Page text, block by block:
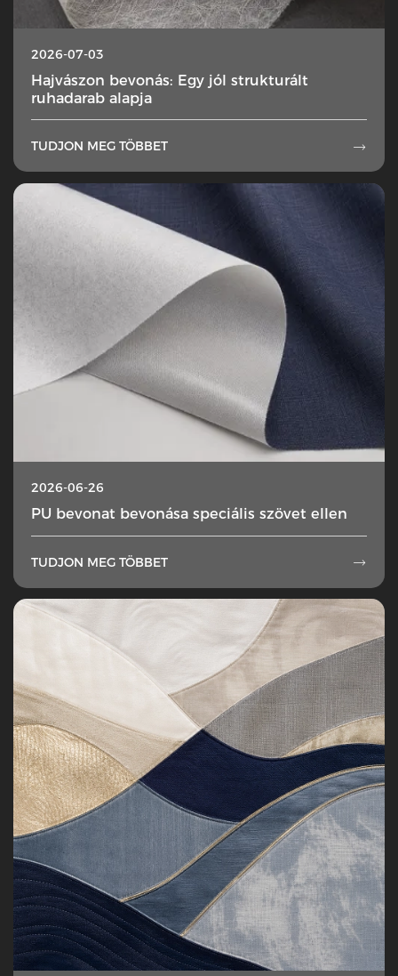
2026-07-03
Hajvászon bevonás: Egy jól strukturált
ruhadarab alapja
TUDJON MEG TÖBBET 
2026-06-26
PU bevonat bevonása speciális szövet ellen
TUDJON MEG TÖBBET 